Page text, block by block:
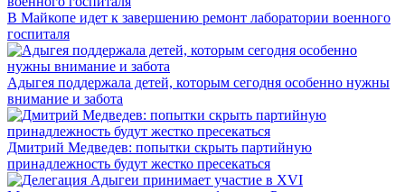
В Майкопе идет к завершению ремонт лаборатории военного
госпиталя
Адыгея поддержала детей, которым сегодня особенно нужны
внимание и забота
Дмитрий Медведев: попытки скрыть партийную
принадлежность будут жестко пресекаться